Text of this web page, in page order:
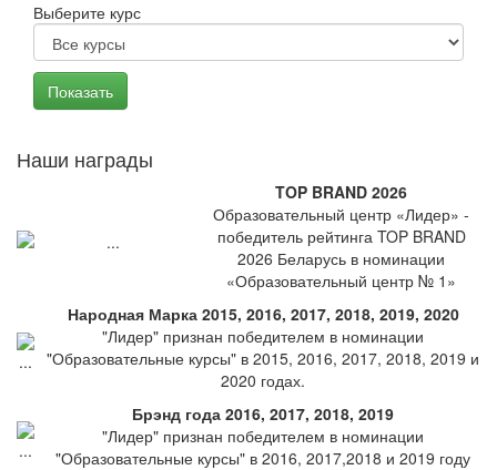
Выберите курс
Наши награды
TOP BRAND 2026
Образовательный центр «Лидер» -
победитель рейтинга TOP BRAND
2026 Беларусь в номинации
«Образовательный центр № 1»
Народная Марка 2015, 2016, 2017, 2018, 2019, 2020
"Лидер" признан победителем в номинации
"Образовательные курсы" в 2015, 2016, 2017, 2018, 2019 и
2020 годах.
Брэнд года 2016, 2017, 2018, 2019
"Лидер" признан победителем в номинации
"Образовательные курсы" в 2016, 2017,2018 и 2019 году